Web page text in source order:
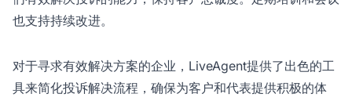
也支持持续改进。
对于寻求有效解决方案的企业，LiveAgent提供了出色的工
具来简化投诉解决流程，确保为客户和代表提供积极的体